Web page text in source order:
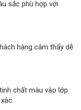
sắc phù hợp với
hàng cảm thấy dễ
chất màu vào lớp